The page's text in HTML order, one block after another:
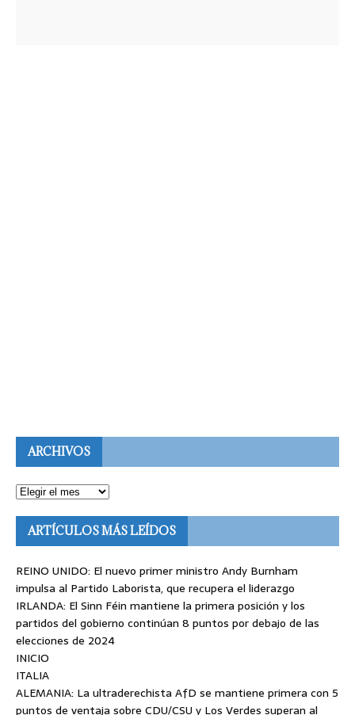
ARCHIVOS
ARTÍCULOS MÁS LEÍDOS
REINO UNIDO: El nuevo primer ministro Andy Burnham
impulsa al Partido Laborista, que recupera el liderazgo
IRLANDA: El Sinn Féin mantiene la primera posición y los
partidos del gobierno continúan 8 puntos por debajo de las
elecciones de 2024
INICIO
ITALIA
ALEMANIA: La ultraderechista AfD se mantiene primera con 5
puntos de ventaja sobre CDU/CSU y Los Verdes superan al